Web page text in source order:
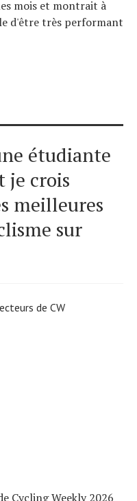
mois et montrait à
d'être très performant
étudiante
je crois
meilleures
sur
de CW